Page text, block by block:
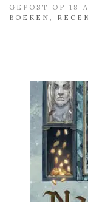
GEPOST OP 18
BOEKEN